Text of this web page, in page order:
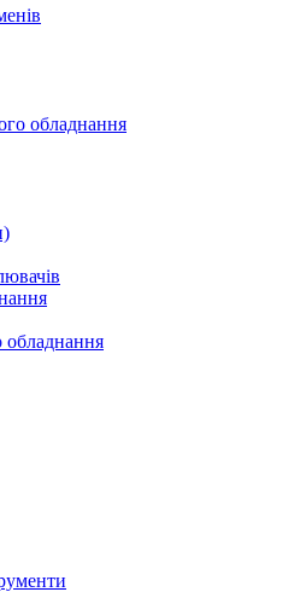
обладнання
обладнання